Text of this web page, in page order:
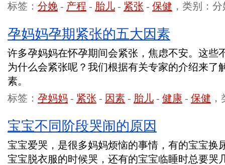
标签： 分娩 - 产程 - 胎儿 - 紧张 - 保健 ，类别：
孕妈妈孕期紧张的五大因素
许多孕妈妈在怀孕期间会紧张，焦虑不安。这些
为什么会紧张呢？我们根据有关专家的介绍来了
素。
标签： 孕妈妈 - 紧张 - 因素 - 胎儿 - 健康 - 保健
宝宝不同阶段哭闹的原因
宝宝爱哭，是很多妈妈烦恼的事情，有的宝宝换
宝宝脱衣服的时候哭，还有的宝宝临睡时总要哭